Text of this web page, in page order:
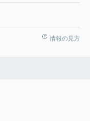
情報の見方